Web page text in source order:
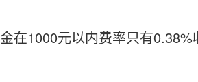
在1000元以内费率只有